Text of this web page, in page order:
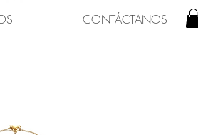
CONTÁCTANOS